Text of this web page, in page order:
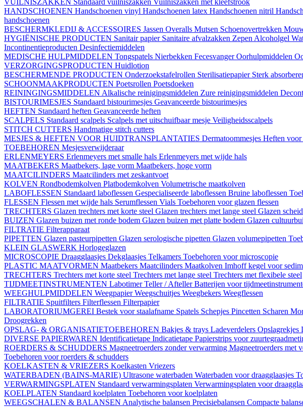
HANDSCHOENEN Handschoenen vinyl Handschoenen latex Handschoenen nitril
handschoenen
BESCHERMKLEDIJ & ACCESSOIRES Jassen Overalls Mutsen Schoenovertrekken
HYGIËNISCHE PRODUCTEN Sanitair papier Sanitaire afvalzakken Zepen Alcoholgel
Incontinentieproducten Desinfectiemiddelen
MEDISCHE HULPMIDDELEN Tongspatels Nierbekken FecesvangerOorhulpmiddelen
VERZORGINGSPRODUCTEN Huidlotion
BESCHERMENDE PRODUCTEN Onderzoekstafelrollen Sterilisatiepapier Sterk
SCHOONMAAKPRODUCTEN Poetsrollen Poetsdoeken
REININGINGSMIDDELEN Alkalische reinigingsmiddelen Zure reinigingsmiddelen
BISTOURIMESJES Standaard bistourimesjes Geavanceerde bistourimesjes
HEFTEN Standaard heften Geavanceerde heften
SCALPELS Standaard scalpels Scalpels met uitschuifbaar mesje Veiligheidsscalpels
STITCH CUTTERS Handmatige stitch cutters
MESJES & HEFTEN VOOR HUIDTRANSPLANTATIES Dermatoommesjes Heften voor
TOEBEHOREN Mesjesverwijderaar
ERLENMEYERS Erlenmeyers met smalle hals Erlenmeyers met wijde hals
MAATBEKERS Maatbekers, lage vorm Maatbekers, hoge vorm
MAATCILINDERS Maatcilinders met zeskantvoet
KOLVEN Rondbodemkolven Platbodemkolven Volumetrische maatkolven
LABOFLESSEN Standaard laboflessen Gespecialiseerde laboflessen Bruine laboflessen
FLESSEN Flessen met wijde hals Serumflessen Vials Toebehoren voor glazen flessen
TRECHTERS Glazen trechters met korte steel Glazen trechters met lange steel Glazen
BUIZEN Glazen buizen met ronde bodem Glazen buizen met platte bodem Glazen
FILTRATIE Filterapparaat
PIPETTEN Glazen pasteurpipetten Glazen serologische pipetten Glazen volumepipetten
KLEIN GLASWERK Horlogeglazen
MICROSCOPIE Draagglaasjes Dekglaasjes Telkamers Toebehoren voor microscopie
PLASTIC MAATVORMEN Maatbekers Maatcilinders Maatkolven Imhoff kegel voor
TRECHTERS Trechters met korte steel Trechters met lange steel Trechters met flexibele steel
TIJDMEETINSTRUMENTEN LabotimerTeller / AftellerBatterijen voor
WEEGHULPMIDDELEN WeegpapierWeegschuitjes Weegbekers Weegflessen
FILTRATIE Spuitfilters Filterflessen Filterpapier
LABORATORIUMGEREI Bestek voor staalafname Spatels Schepjes Pincetten Scharen
Droogrekken
OPSLAG- & ORGANISATIETOEBEHOREN Bakjes & trays Ladeverdelers Opslagrekjes
DIVERSE PAPIERWAREN Identificatietape Indicatietape Papierstrips voor
ROERDERS & SCHUDDERS Magneetroerders zonder verwarming Magneetroerders met
Toebehoren voor roerders & schudders
KOELKASTEN & VRIEZERS Koelkasten Vriezers
WATERBADEN (BAINS-MARIE) Ultrasone waterbaden Waterbaden voor draagglaasjes
VERWARMINGSPLATEN Standaard verwarmingsplaten Verwarmingsplaten voor
KOELPLATEN Standaard koelplaten Toebehoren voor koelplaten
WEEGSCHALEN & BALANSEN Analytische balansen Precisiebalansen Compacte